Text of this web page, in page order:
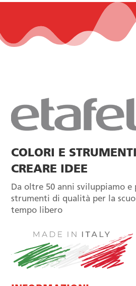
COLORI E
CREARE IDEE
Da oltre 50 anni sviluppiamo e
strumenti di qualità per la
tempo libero